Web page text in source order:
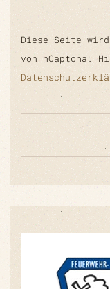
Diese Seite wird
von hCaptcha.